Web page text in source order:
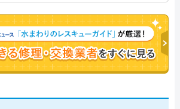
多くのお客様に信頼される「給湯器」のスペシ
スト。